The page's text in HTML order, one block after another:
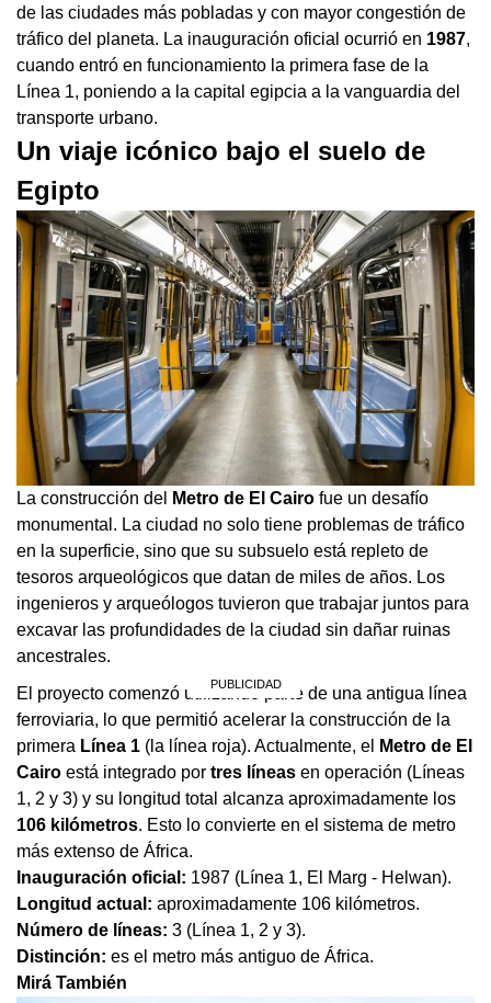
de las ciudades más pobladas y con mayor congestión de
tráfico del planeta. La inauguración oficial ocurrió en 1987,
cuando entró en funcionamiento la primera fase de la
Línea 1, poniendo a la capital egipcia a la vanguardia del
transporte urbano.
Un viaje icónico bajo el suelo de
Egipto
La construcción del Metro de El Cairo fue un desafío
monumental. La ciudad no solo tiene problemas de tráfico
en la superficie, sino que su subsuelo está repleto de
tesoros arqueológicos que datan de miles de años. Los
ingenieros y arqueólogos tuvieron que trabajar juntos para
excavar las profundidades de la ciudad sin dañar ruinas
ancestrales.
El proyecto comenzó utilizando parte de una antigua línea
ferroviaria, lo que permitió acelerar la construcción de la
primera Línea 1 (la línea roja). Actualmente, el
Metro de El
Cairo está integrado por tres líneas en operación (Líneas
1, 2 y 3) y su longitud total alcanza aproximadamente los
106 kilómetros. Esto lo convierte en el sistema de metro
más extenso de África.
Inauguración oficial: 1987 (Línea 1, El Marg - Helwan).
Longitud actual: aproximadamente 106 kilómetros.
Número de líneas: 3 (Línea 1, 2 y 3).
Distinción: es el metro más antiguo de África.
Mirá También